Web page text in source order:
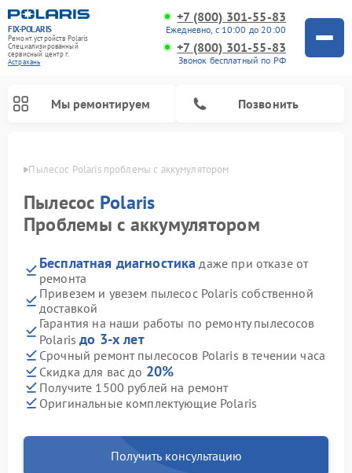
FIX-POLARIS
Ремонт устройств Polaris
Специализированный
cервисный центр г.
Астрахань
+7 (800) 301-55-83
Ежедневно, с 10:00 до 20:00
+7 (800) 301-55-83
Звонок бесплатный по РФ
Мы ремонтируем Позвонить
Пылесос Polaris проблемы с аккумулятором
Пылесос Polaris
Проблемы с аккумулятором
Бесплатная диагностика даже при отказе от
ремонта
Привезем и увезем пылесос Polaris собственной
доставкой
Гарантия на наши работы по ремонту пылесосов
Polarisдо 3-х лет
Срочный ремонт пылесосов Polaris в течении часа
Скидка для вас до 20%
Получите 1500 рублей на ремонт
Оригинальные комплектующие Polaris
Получить консультацию